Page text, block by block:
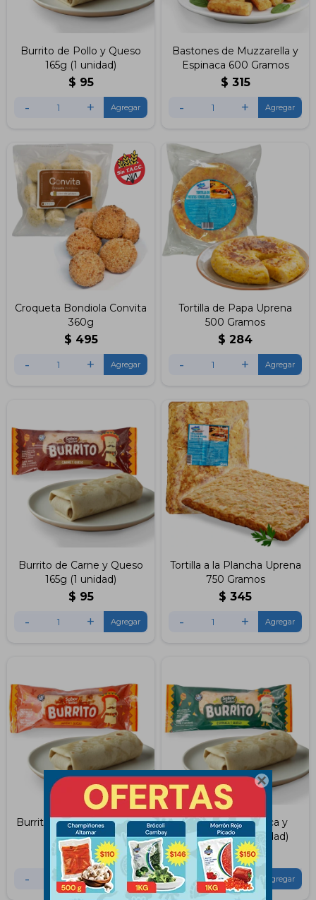

Burrito de Pollo y Queso
165g (1 unidad)
$ 95
- +
Bastones de Muzzarella y
Espinaca 600 Gramos
$ 315
- +
Croqueta Bondiola Convita
360g
$ 495
- +
Tortilla de Papa Uprena
500 Gramos
$ 284
- +
Burrito de Carne y Queso
165g (1 unidad)
$ 95
- +
Tortilla a la Plancha Uprena
750 Gramos
$ 345
- +
Burrito de Jamón y Queso
165g (1 unidad)
$ 95
- +
Burrito de Espinaca y
Queso 165g (1 unidad)
$ 95
- +